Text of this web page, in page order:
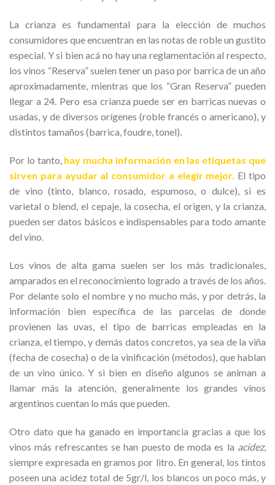
La crianza es fundamental para la elección de muchos
consumidores que encuentran en las notas de roble un gustito
especial. Y si bien acá no hay una reglamentación al respecto,
los vinos “Reserva” suelen tener un paso por barrica de un año
aproximadamente, mientras que los “Gran Reserva” pueden
llegar a 24. Pero esa crianza puede ser en barricas nuevas o
usadas, y de diversos orígenes (roble francés o americano), y
distintos tamaños (barrica, foudre, tonel).
Por lo tanto, hay mucha información en las etiquetas que
sirven para ayudar al consumidor a elegir mejor. El tipo
de vino (tinto, blanco, rosado, espumoso, o dulce), si es
varietal o blend, el cepaje, la cosecha, el origen, y la crianza,
pueden ser datos básicos e indispensables para todo amante
del vino.
Los vinos de alta gama suelen ser los más tradicionales,
amparados en el reconocimiento logrado a través de los años.
Por delante solo el nombre y no mucho más, y por detrás, la
información bien específica de las parcelas de donde
provienen las uvas, el tipo de barricas empleadas en la
crianza, el tiempo, y demás datos concretos, ya sea de la viña
(fecha de cosecha) o de la vinificación (métodos), que hablan
de un vino único. Y si bien en diseño algunos se animan a
llamar más la atención, generalmente los grandes vinos
argentinos cuentan lo más que pueden.
Otro dato que ha ganado en importancia gracias a que los
vinos más refrescantes se han puesto de moda es la acidez,
siempre expresada en gramos por litro. En general, los tintos
poseen una acidez total de 5gr/l, los blancos un poco más, y